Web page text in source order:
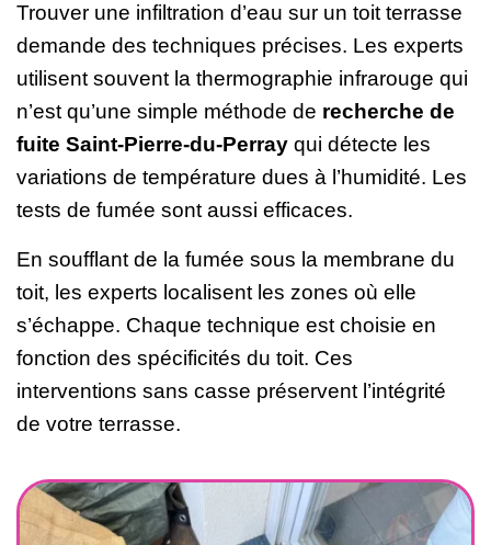
Trouver une infiltration d’eau sur un toit terrasse
demande des techniques précises. Les experts
utilisent souvent la thermographie infrarouge qui
n’est qu’une simple méthode de recherche de
fuite Saint-Pierre-du-Perray qui détecte les
variations de température dues à l’humidité. Les
tests de fumée sont aussi efficaces.
En soufflant de la fumée sous la membrane du
toit, les experts localisent les zones où elle
s’échappe. Chaque technique est choisie en
fonction des spécificités du toit. Ces
interventions sans casse préservent l’intégrité
de votre terrasse.